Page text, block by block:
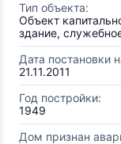
Тип объекта:
Объект
здание,
Дата постановки
21.11.2011
Год постройки:
1949
Дом признан